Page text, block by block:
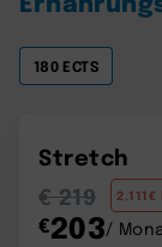
180 ECTS
Stretch
€ 219
€203/